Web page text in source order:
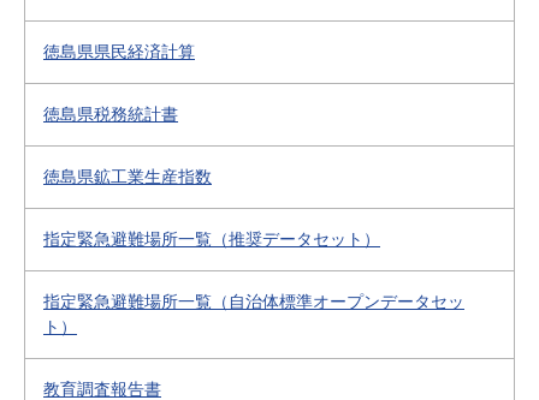
徳島県県民経済計算
徳島県税務統計書
徳島県鉱工業生産指数
指定緊急避難場所一覧（推奨データセット）
指定緊急避難場所一覧（自治体標準オープンデータセッ
ト）
教育調査報告書